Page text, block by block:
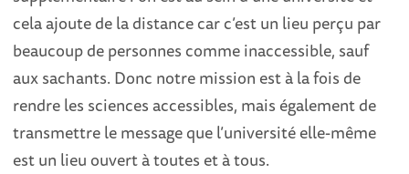
cela ajoute de la distance car c’est un lieu perçu par
beaucoup de personnes comme inaccessible, sauf
aux sachants. Donc notre mission est à la fois de
rendre les sciences accessibles, mais également de
transmettre le message que l’université elle-même
est un lieu ouvert à toutes et à tous.